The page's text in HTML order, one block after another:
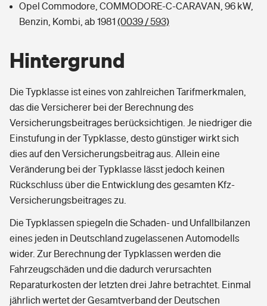
Opel Commodore, COMMODORE-C-CARAVAN, 96 kW,
Benzin, Kombi, ab 1981 (0039 / 593)
Hintergrund
Die Typklasse ist eines von zahlreichen Tarifmerkmalen,
das die Versicherer bei der Berechnung des
Versicherungsbeitrages berücksichtigen. Je niedriger die
Einstufung in der Typklasse, desto günstiger wirkt sich
dies auf den Versicherungsbeitrag aus. Allein eine
Veränderung bei der Typklasse lässt jedoch keinen
Rückschluss über die Entwicklung des gesamten Kfz-
Versicherungsbeitrages zu.
Die Typklassen spiegeln die Schaden- und Unfallbilanzen
eines jeden in Deutschland zugelassenen Automodells
wider. Zur Berechnung der Typklassen werden die
Fahrzeugschäden und die dadurch verursachten
Reparaturkosten der letzten drei Jahre betrachtet. Einmal
jährlich wertet der Gesamtverband der Deutschen